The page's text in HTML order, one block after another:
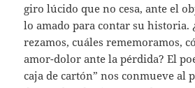
giro lúcido que no cesa, ante el
lo amado para contar su historia.
rezamos, cuáles rememoramos,
amor-dolor ante la pérdida? El
caja de cartón” nos conmueve al